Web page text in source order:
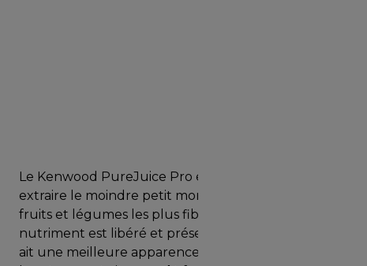
Le Kenwood PureJuice Pro est conçu pour
extraire le moindre petit morceau même des
fruits et légumes les plus fibreux ; chaque
nutriment est libéré et préservé afin que votre jus
ait une meilleure apparence, dure plus